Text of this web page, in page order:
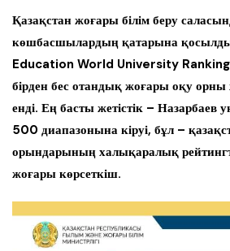
Қазақстан жоғары білім беру
көшбасшылардың қатарына
Education World University
бірден бес отандық жоғары оқу орны
енді. Ең басты жетістік – Назарбаев
500 диапазонына кіруі, бұл –
орындарының халықаралық
жоғары көрсеткіш.